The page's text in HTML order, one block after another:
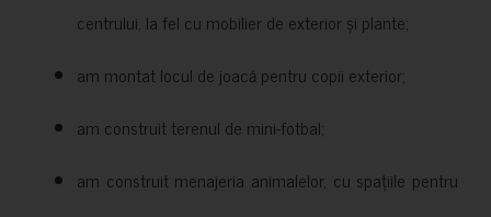
centrului, la fel cu mobilier de exterior și plante;
am montat locul de joacă pentru copii exterior;
am construit terenul de mini-fotbal;
am construit menajeria animalelor, cu spațiile pentru